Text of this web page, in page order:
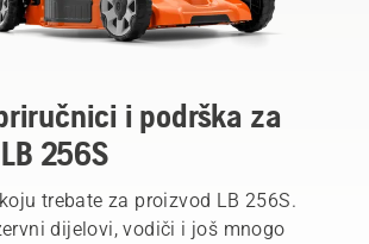
i podrška za
256S
trebate za proizvod LB 256S.
dijelovi, vodiči i još mnogo